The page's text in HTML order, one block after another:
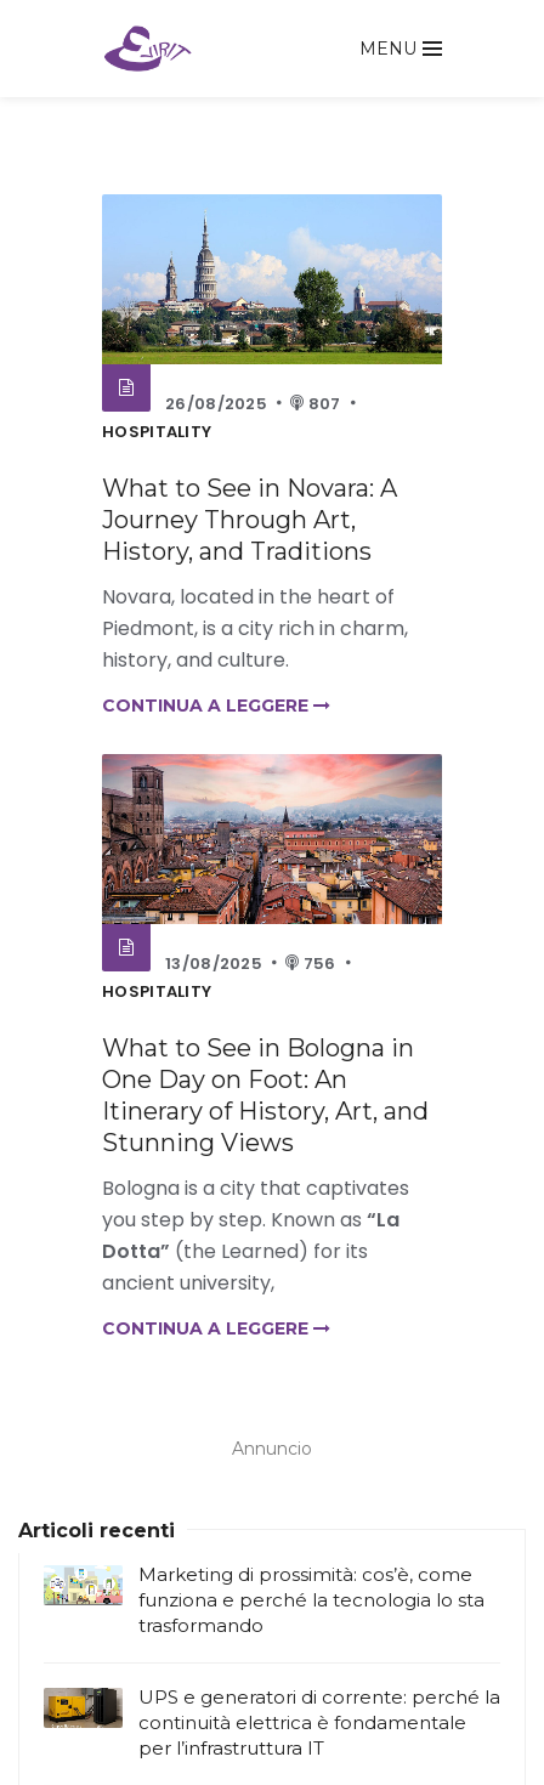
MENU
26/08/2025
807
HOSPITALITY
What to See in Novara: A
Journey Through Art,
History, and Traditions
Novara, located in the heart of
Piedmont, is a city rich in charm,
history, and culture.
CONTINUA A LEGGERE
13/08/2025
756
HOSPITALITY
What to See in Bologna in
One Day on Foot: An
Itinerary of History, Art, and
Stunning Views
Bologna is a city that captivates
you step by step. Known as “La
Dotta” (the Learned) for its
ancient university,
CONTINUA A LEGGERE
Annuncio
Articoli recenti
Marketing di prossimità: cos’è, come
funziona e perché la tecnologia lo sta
trasformando
UPS e generatori di corrente: perché la
continuità elettrica è fondamentale
per l’infrastruttura IT